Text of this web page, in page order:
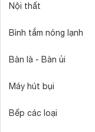
Nội thất
Bình tắm nóng lạnh
Bàn là - Bàn ủi
Máy hút bụi
Bếp các loại